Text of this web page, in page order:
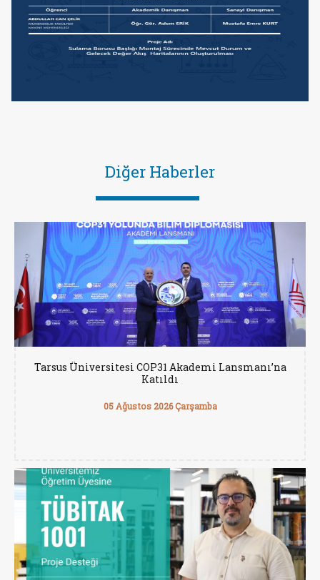
Diğer Haberler
Tarsus Üniversitesi COP31 Akademi Lansmanı’na
Katıldı
05 Ağustos 2026 Çarşamba